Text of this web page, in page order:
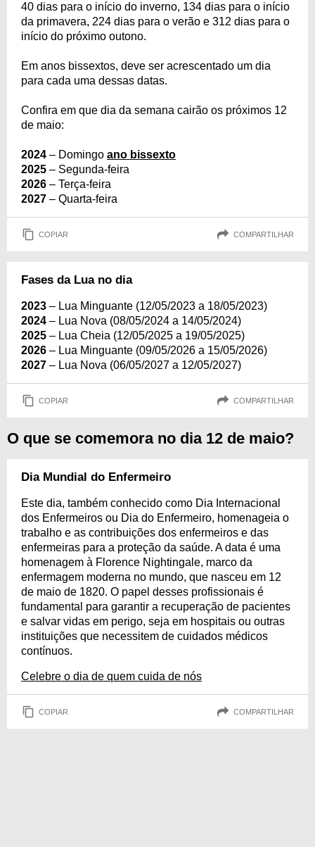
40 dias para o início do inverno, 134 dias para o início
da primavera, 224 dias para o verão e 312 dias para o
início do próximo outono.
Em anos bissextos, deve ser acrescentado um dia
para cada uma dessas datas.
Confira em que dia da semana cairão os próximos 12
de maio:
2024 – Domingo ano bissexto
2025 – Segunda-feira
2026 – Terça-feira
2027 – Quarta-feira
COPIAR COMPARTILHAR
Fases da Lua no dia
2023 – Lua Minguante (12/05/2023 a 18/05/2023)
2024 – Lua Nova (08/05/2024 a 14/05/2024)
2025 – Lua Cheia (12/05/2025 a 19/05/2025)
2026 – Lua Minguante (09/05/2026 a 15/05/2026)
2027 – Lua Nova (06/05/2027 a 12/05/2027)
COPIAR COMPARTILHAR
O que se comemora no dia 12 de maio?
Dia Mundial do Enfermeiro
Este dia, também conhecido como Dia Internacional
dos Enfermeiros ou Dia do Enfermeiro, homenageia o
trabalho e as contribuições dos enfermeiros e das
enfermeiras para a proteção da saúde. A data é uma
homenagem à Florence Nightingale, marco da
enfermagem moderna no mundo, que nasceu em 12
de maio de 1820. O papel desses profissionais é
fundamental para garantir a recuperação de pacientes
e salvar vidas em perigo, seja em hospitais ou outras
instituições que necessitem de cuidados médicos
contínuos.
Celebre o dia de quem cuida de nós
COPIAR COMPARTILHAR